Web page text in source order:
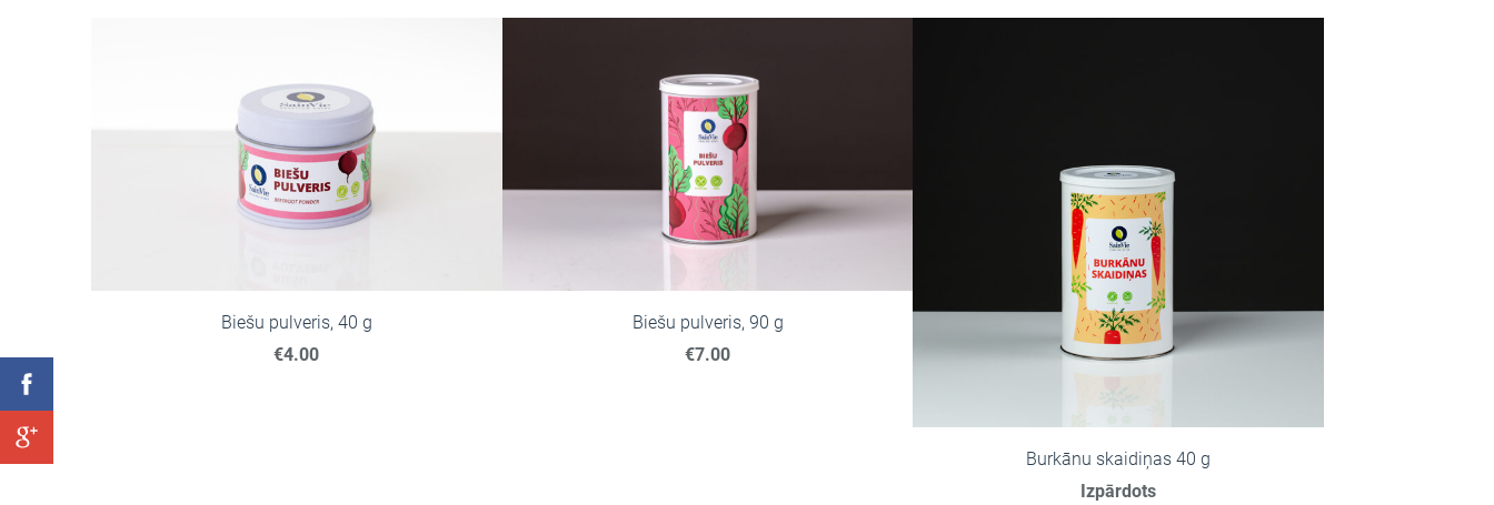
Biešu pulveris, 40 g
€4.00
Biešu pulveris, 90 g
€7.00
Burkānu skaidiņas 40 g
Izpārdots